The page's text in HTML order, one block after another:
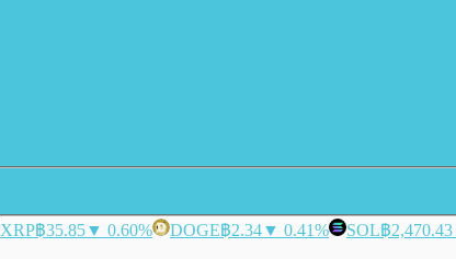
XRP฿35.85▼ 0.60% DOGE฿2.34▼ 0.41% SOL฿2,470.43